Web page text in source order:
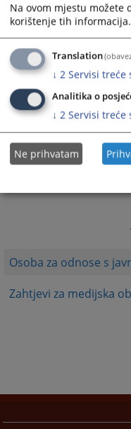
Osoba za odnose s
Zahtjevi za medijska
Na ovom mjestu
korištenje tih informacija.
Translation
↓ 2 Servisi treće
Analitika o
↓ 2 Servisi treće
Ne prihvatam